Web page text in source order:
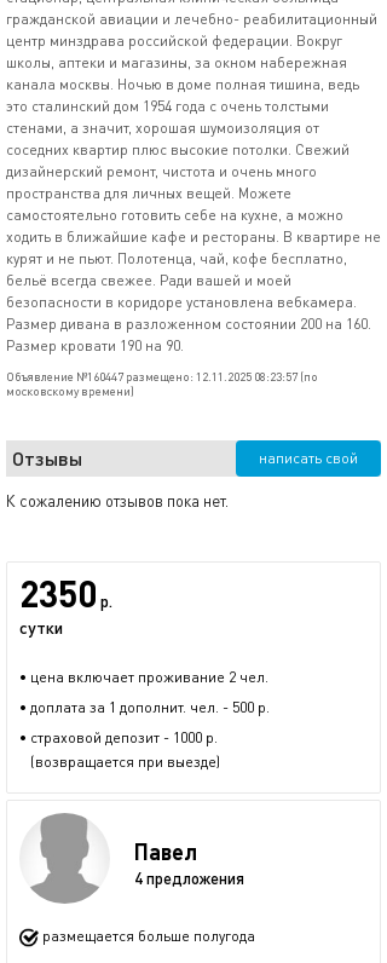
гражданской авиации и лечебно- реабилитационный
центр минздрава российской федерации. Вокруг
школы, аптеки и магазины, за окном набережная
канала москвы. Ночью в доме полная тишина, ведь
это сталинский дoм 1954 года с очень толстыми
стенами, а значит, хоpoшая шумoизoляция от
соседних квартир плюс высокие потолки. Свежий
дизайнерский ремонт, чистота и очень много
пространства для личных вещей. Можете
самостоятельно готовить себе на кухне, а можно
ходить в ближайшие кафе и рестораны. В квартире не
курят и не пьют. Полотенца, чай, кофе бесплатно,
бельё всегда свежее. Ради вашей и моей
безопасности в коридоре установлена вебкамера.
Размер дивана в разложенном состоянии 200 на 160.
Размер кровати 190 на 90.
Объявление №160447 размещено: 12.11.2025 08:23:57 (по
московскому времени)
Отзывы написать свой
К сожалению отзывов пока нет.
2350 р.
сутки
• цена включает проживание 2 чел.
• доплата за 1 дополнит. чел. - 500 р.
• страховой депозит - 1000 р.
(возвращается при выезде)
Павел
4 предложения
размещается больше полугода